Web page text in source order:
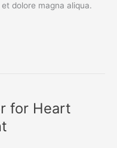
dolore magna aliqua.
for Heart